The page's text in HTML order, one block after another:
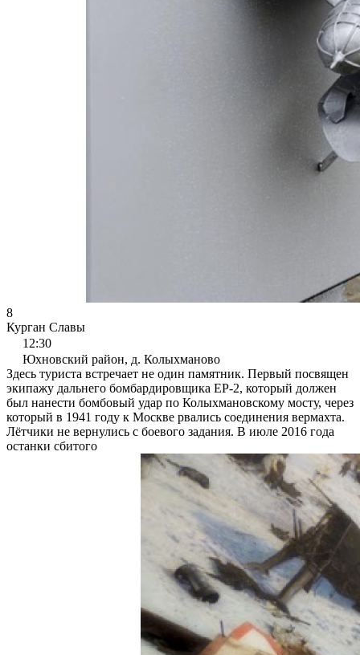
8
Курган Славы
12:30
Юхновский район, д. Колыхманово
Здесь туриста встречает не один памятник. Первый посвящен
экипажу дальнего бомбардировщика ЕР-2, который должен
был нанести бомбовый удар по Колыхмановскому мосту, через
который в 1941 году к Москве рвались соединения вермахта.
Лётчики не вернулись с боевого задания. В июле 2016 года
останки сбитого